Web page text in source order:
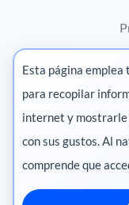
Esta página
para recopilar
internet y mostrarle
con sus gustos. Al
comprende que